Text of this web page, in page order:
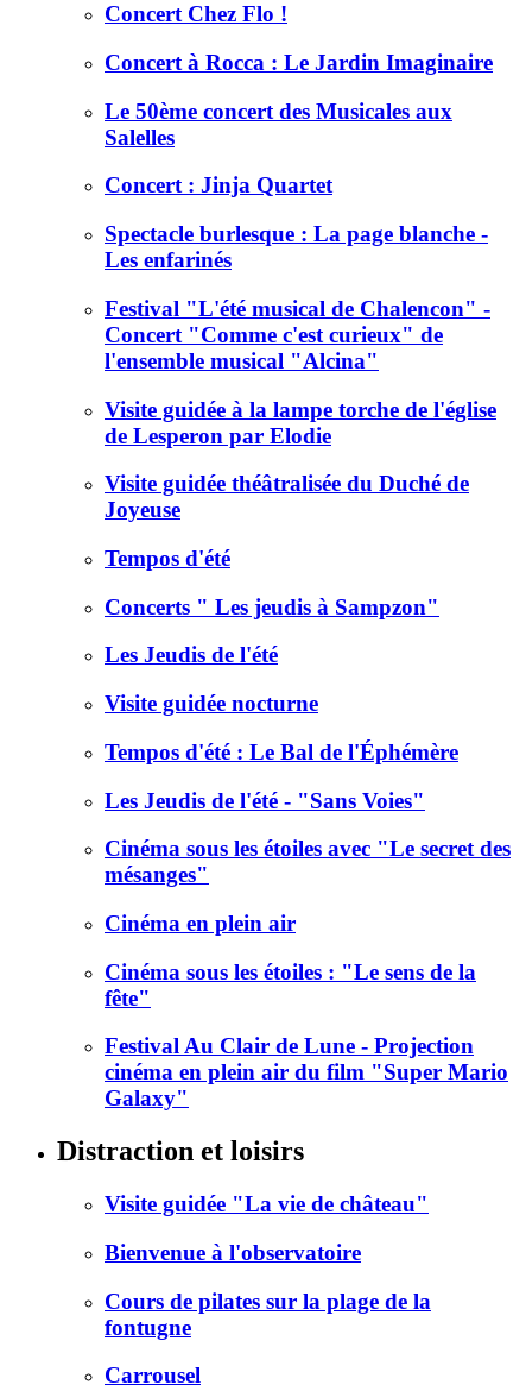
Concert Chez Flo !
Concert à Rocca : Le Jardin Imaginaire
Le 50ème concert des Musicales aux
Salelles
Concert : Jinja Quartet
Spectacle burlesque : La page blanche -
Les enfarinés
Festival "L'été musical de Chalencon" -
Concert "Comme c'est curieux" de
l'ensemble musical "Alcina"
Visite guidée à la lampe torche de l'église
de Lesperon par Elodie
Visite guidée théâtralisée du Duché de
Joyeuse
Tempos d'été
Concerts " Les jeudis à Sampzon"
Les Jeudis de l'été
Visite guidée nocturne
Tempos d'été : Le Bal de l'Éphémère
Les Jeudis de l'été - "Sans Voies"
Cinéma sous les étoiles avec "Le secret des
mésanges"
Cinéma en plein air
Cinéma sous les étoiles : "Le sens de la
fête"
Festival Au Clair de Lune - Projection
cinéma en plein air du film "Super Mario
Galaxy"
Distraction et loisirs
Visite guidée "La vie de château"
Bienvenue à l'observatoire
Cours de pilates sur la plage de la
fontugne
Carrousel